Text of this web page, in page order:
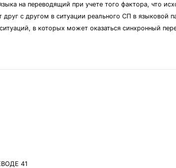
на переводящий при учете того фактора, что
друг с другом в ситуации реального СП в языковой
в которых может оказаться синхронный
41